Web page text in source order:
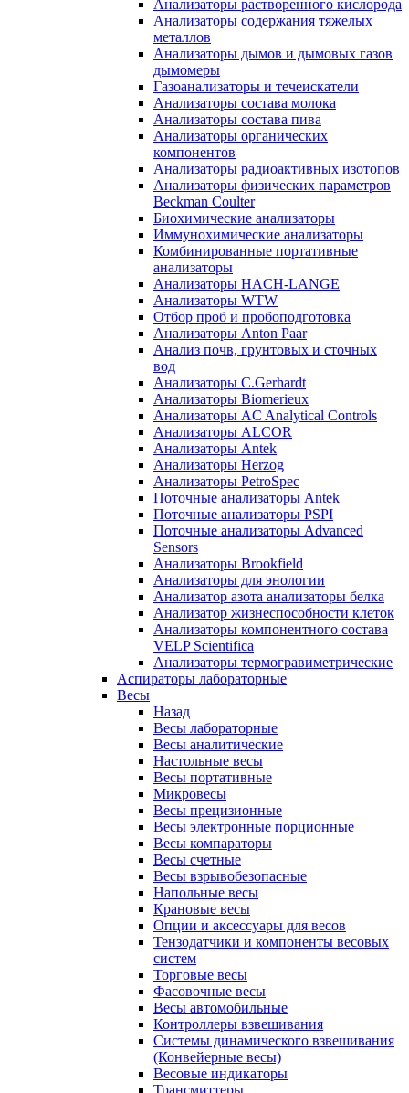
Анализаторы растворенного кислорода
Анализаторы содержания тяжелых
металлов
Анализаторы дымов и дымовых газов
дымомеры
Газоанализаторы и течеискатели
Анализаторы состава молока
Анализаторы состава пива
Анализаторы органических
компонентов
Анализаторы радиоактивных изотопов
Анализаторы физических параметров
Beckman Coulter
Биохимические анализаторы
Иммунохимические анализаторы
Комбинированные портативные
анализаторы
Анализаторы HACH-LANGE
Анализаторы WTW
Отбор проб и пробоподготовка
Анализаторы Anton Paar
Анализ почв, грунтовых и сточных
вод
Анализаторы C.Gerhardt
Анализаторы Biomerieux
Анализаторы AC Analytical Controls
Анализаторы ALCOR
Анализаторы Antek
Анализаторы Herzog
Анализаторы PetroSpec
Поточные анализаторы Antek
Поточные анализаторы PSPI
Поточные анализаторы Advanced
Sensors
Анализаторы Brookfield
Анализаторы для энологии
Анализатор азота анализаторы белка
Анализатор жизнеспособности клеток
Анализаторы компонентного состава
VELP Scientifica
Анализаторы термогравиметрические
Аспираторы лабораторные
Весы
Назад
Весы лабораторные
Весы аналитические
Настольные весы
Весы портативные
Микровесы
Весы прецизионные
Весы электронные порционные
Весы компараторы
Весы счетные
Весы взрывобезопасные
Напольные весы
Крановые весы
Опции и аксессуары для весов
Тензодатчики и компоненты весовых
систем
Торговые весы
Фасовочные весы
Весы автомобильные
Контроллеры взвешивания
Системы динамического взвешивания
(Конвейерные весы)
Весовые индикаторы
Трансмиттеры